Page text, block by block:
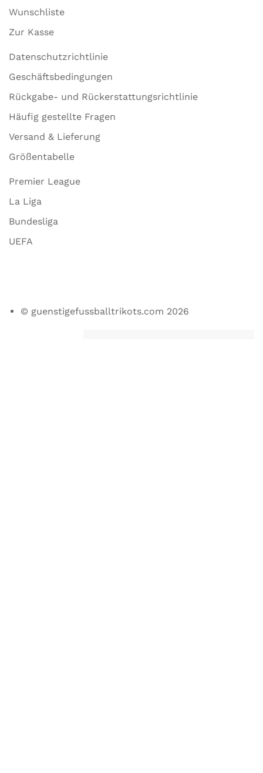
Wunschliste
Zur Kasse
Datenschutzrichtlinie
Geschäftsbedingungen
Rückgabe- und Rückerstattungsrichtlinie
Häufig gestellte Fragen
Versand & Lieferung
Größentabelle
Premier League
La Liga
Bundesliga
UEFA
© guenstigefussballtrikots.com 2026